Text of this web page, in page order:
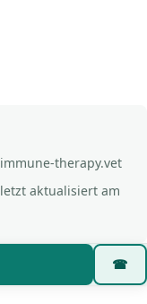
therapy.vet
aktualisiert am
☎